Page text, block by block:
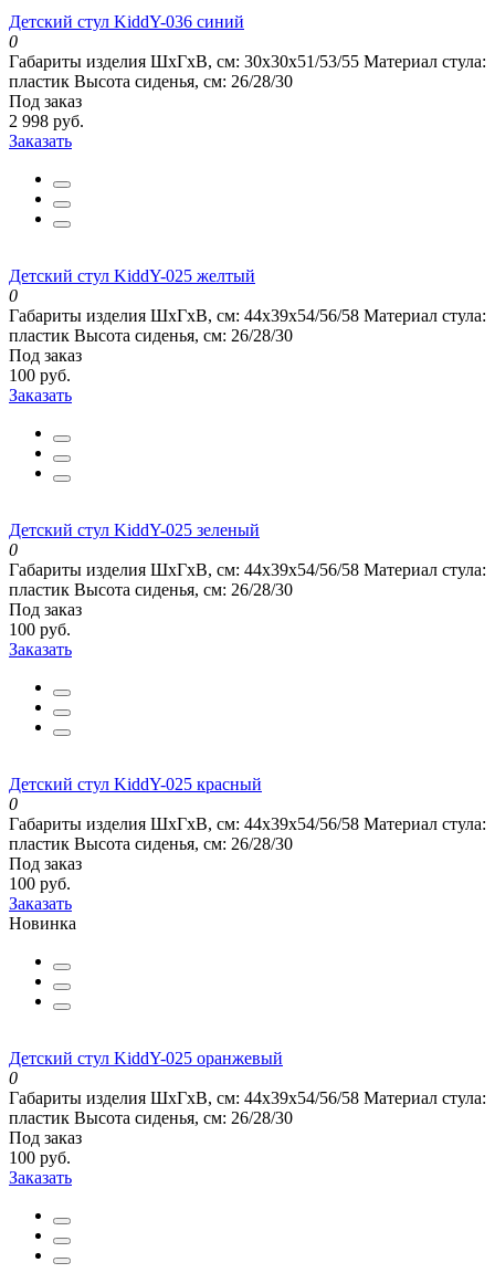
Детский стул KiddY-036 синий
0
Габариты изделия ШхГхВ, см: 30x30x51/53/55 Материал стула:
пластик Высота сиденья, см: 26/28/30
Под заказ
2 998 руб.
Заказать
Детский стул KiddY-025 желтый
0
Габариты изделия ШхГхВ, см: 44x39x54/56/58 Материал стула:
пластик Высота сиденья, см: 26/28/30
Под заказ
100 руб.
Заказать
Детский стул KiddY-025 зеленый
0
Габариты изделия ШхГхВ, см: 44x39x54/56/58 Материал стула:
пластик Высота сиденья, см: 26/28/30
Под заказ
100 руб.
Заказать
Детский стул KiddY-025 красный
0
Габариты изделия ШхГхВ, см: 44x39x54/56/58 Материал стула:
пластик Высота сиденья, см: 26/28/30
Под заказ
100 руб.
Заказать
Новинка
Детский стул KiddY-025 оранжевый
0
Габариты изделия ШхГхВ, см: 44x39x54/56/58 Материал стула:
пластик Высота сиденья, см: 26/28/30
Под заказ
100 руб.
Заказать